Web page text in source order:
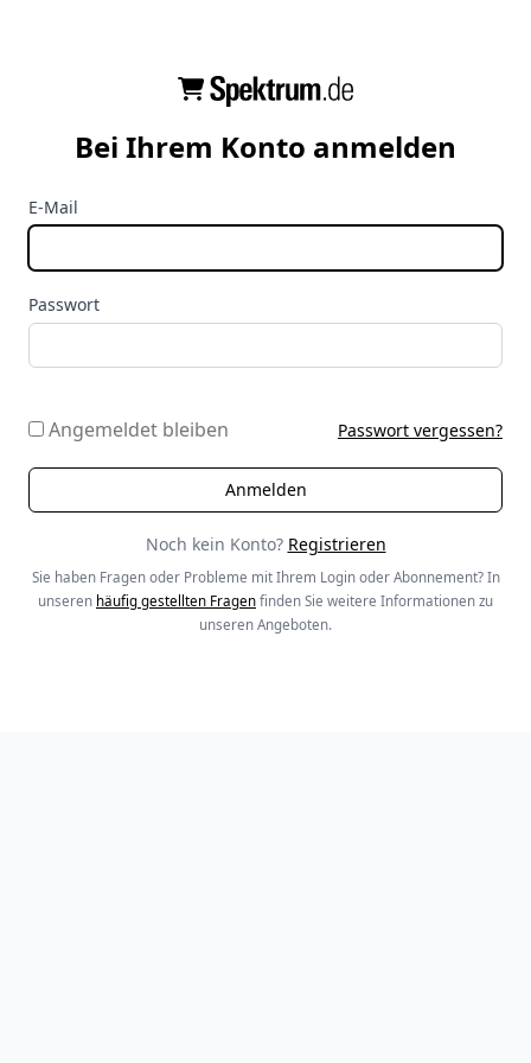
Bei Ihrem Konto anmelden
E-Mail
Passwort
Angemeldet bleiben Passwort vergessen?
Noch kein Konto? Registrieren
Sie haben Fragen oder Probleme mit Ihrem Login oder Abonnement? In
unseren häufig gestellten Fragen finden Sie weitere Informationen zu
unseren Angeboten.